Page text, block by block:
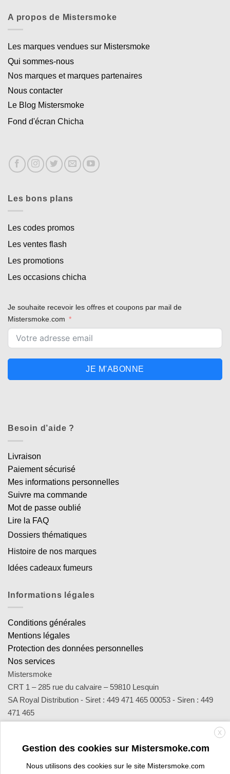
A propos de Mistersmoke
Les marques vendues sur Mistersmoke
Qui sommes-nous
Nos marques et marques partenaires
Nous contacter
Le Blog Mistersmoke
Fond d'écran Chicha
Les bons plans
Les codes promos
Les ventes flash
Les promotions
Les occasions chicha
Je souhaite recevoir les offres et coupons par mail de
Mistersmoke.com
JE M'ABONNE
Besoin d’aide ?
Livraison
Paiement sécurisé
Mes informations personnelles
Suivre ma commande
Mot de passe oublié
Lire la FAQ
Dossiers thématiques
Histoire de nos marques
Idées cadeaux fumeurs
Informations légales
Conditions générales
Mentions légales
Protection des données personnelles
Nos services
Mistersmoke
CRT 1 – 285 rue du calvaire – 59810 Lesquin
SA Royal Distribution - Siret : 449 471 465 00053 - Siren : 449
471 465
sav@mistersmoke.com ou par téléphone au 03 20 90 56 55 du
lundi au vendredi de 9h à 17h.
X
Gestion des cookies sur Mistersmoke.com
Nous utilisons des cookies sur le site Mistersmoke.com